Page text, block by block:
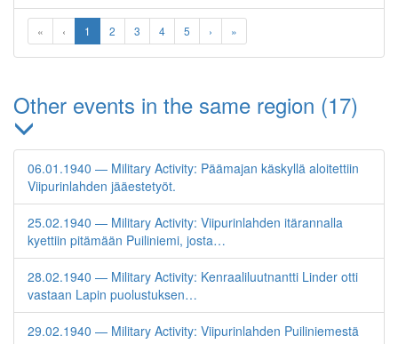
« ‹ 1 2 3 4 5 › »
Other events in the same region (17)
06.01.1940 — Military Activity: Päämajan käskyllä aloitettiin
Viipurinlahden jääestetyöt.
25.02.1940 — Military Activity: Viipurinlahden itärannalla
kyettiin pitämään Puiliniemi, josta…
28.02.1940 — Military Activity: Kenraaliluutnantti Linder otti
vastaan Lapin puolustuksen…
29.02.1940 — Military Activity: Viipurinlahden Puiliniemestä